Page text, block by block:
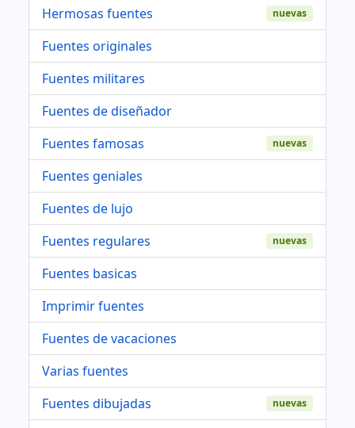
Hermosas fuentes nuevas
Fuentes originales
Fuentes militares
Fuentes de diseñador
Fuentes famosas
nuevas
Fuentes geniales
Fuentes de lujo
Fuentes regulares
nuevas
Fuentes basicas
Imprimir fuentes
Fuentes de vacaciones
Varias fuentes
Fuentes dibujadas
nuevas